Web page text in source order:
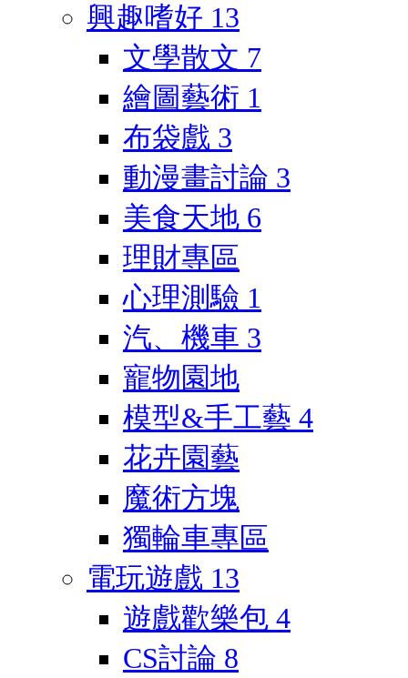
興趣嗜好 13
文學散文 7
繪圖藝術 1
布袋戲 3
動漫畫討論 3
美食天地 6
理財專區
心理測驗 1
汽、機車 3
寵物園地
模型&手工藝 4
花卉園藝
魔術方塊
獨輪車專區
電玩遊戲 13
遊戲歡樂包 4
CS討論 8